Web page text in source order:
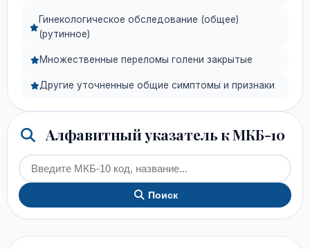
Гинекологическое обследование (общее)
(рутинное)
Множественные переломы голени закрытые
Другие уточненные общие симптомы и признаки
Алфавитный указатель к МКБ-10
Поиск